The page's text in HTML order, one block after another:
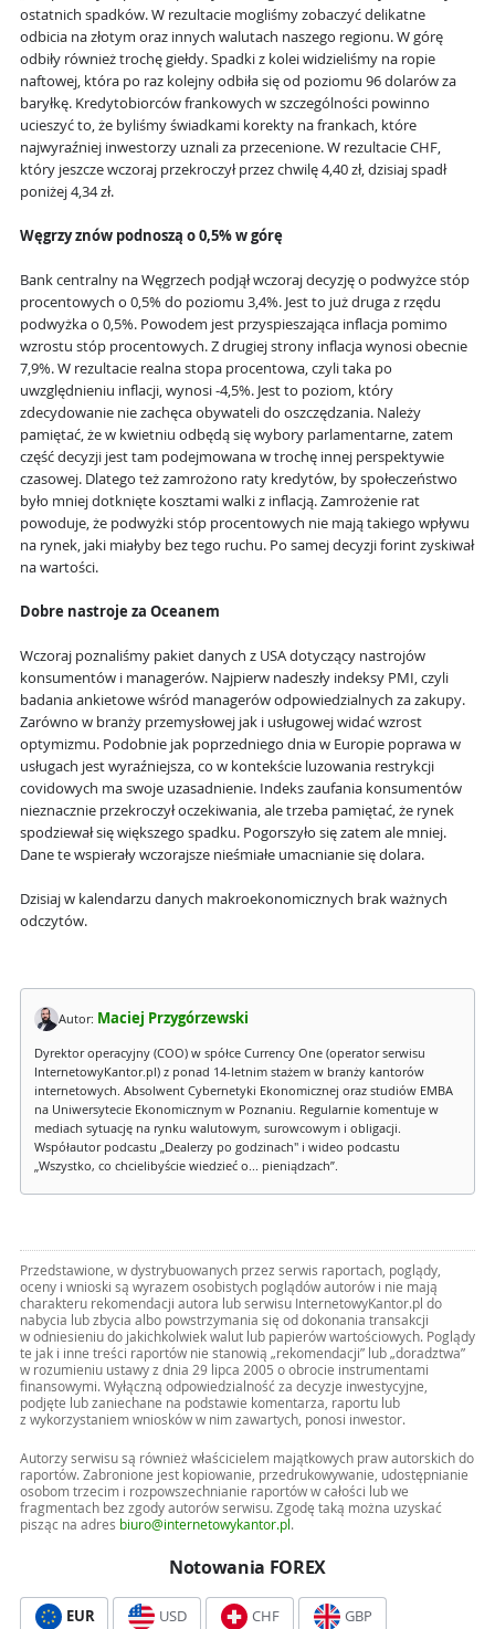
ostatnich spadków. W rezultacie mogliśmy zobaczyć delikatne
odbicia na złotym oraz innych walutach naszego regionu. W górę
odbiły również trochę giełdy. Spadki z kolei widzieliśmy na ropie
naftowej, która po raz kolejny odbiła się od poziomu 96 dolarów za
baryłkę. Kredytobiorców frankowych w szczególności powinno
ucieszyć to, że byliśmy świadkami korekty na frankach, które
najwyraźniej inwestorzy uznali za przecenione. W rezultacie CHF,
który jeszcze wczoraj przekroczył przez chwilę 4,40 zł, dzisiaj spadł
poniżej 4,34 zł.
Węgrzy znów podnoszą o 0,5% w górę
Bank centralny na Węgrzech podjął wczoraj decyzję o podwyżce stóp
procentowych o 0,5% do poziomu 3,4%. Jest to już druga z rzędu
podwyżka o 0,5%. Powodem jest przyspieszająca inflacja pomimo
wzrostu stóp procentowych. Z drugiej strony inflacja wynosi obecnie
7,9%. W rezultacie realna stopa procentowa, czyli taka po
uwzględnieniu inflacji, wynosi -4,5%. Jest to poziom, który
zdecydowanie nie zachęca obywateli do oszczędzania. Należy
pamiętać, że w kwietniu odbędą się wybory parlamentarne, zatem
część decyzji jest tam podejmowana w trochę innej perspektywie
czasowej. Dlatego też zamrożono raty kredytów, by społeczeństwo
było mniej dotknięte kosztami walki z inflacją. Zamrożenie rat
powoduje, że podwyżki stóp procentowych nie mają takiego wpływu
na rynek, jaki miałyby bez tego ruchu. Po samej decyzji forint zyskiwał
na wartości.
Dobre nastroje za Oceanem
Wczoraj poznaliśmy pakiet danych z USA dotyczący nastrojów
konsumentów i managerów. Najpierw nadeszły indeksy PMI, czyli
badania ankietowe wśród managerów odpowiedzialnych za zakupy.
Zarówno w branży przemysłowej jak i usługowej widać wzrost
optymizmu. Podobnie jak poprzedniego dnia w Europie poprawa w
usługach jest wyraźniejsza, co w kontekście luzowania restrykcji
covidowych ma swoje uzasadnienie. Indeks zaufania konsumentów
nieznacznie przekroczył oczekiwania, ale trzeba pamiętać, że rynek
spodziewał się większego spadku. Pogorszyło się zatem ale mniej.
Dane te wspierały wczorajsze nieśmiałe umacnianie się dolara.
Dzisiaj w kalendarzu danych makroekonomicznych brak ważnych
odczytów.
Autor: Maciej Przygórzewski
Dyrektor operacyjny (COO) w spółce Currency One (operator serwisu
InternetowyKantor.pl) z ponad 14-letnim stażem w branży kantorów
internetowych. Absolwent Cybernetyki Ekonomicznej oraz studiów EMBA
na Uniwersytecie Ekonomicznym w Poznaniu. Regularnie komentuje w
mediach sytuację na rynku walutowym, surowcowym i obligacji.
Współautor podcastu „Dealerzy po godzinach" i wideo podcastu
„Wszystko, co chcielibyście wiedzieć o... pieniądzach”.
Przedstawione, w dystrybuowanych przez serwis raportach, poglądy,
oceny i wnioski są wyrazem osobistych poglądów autorów i nie mają
charakteru rekomendacji autora lub serwisu InternetowyKantor.pl do
nabycia lub zbycia albo powstrzymania się od dokonania transakcji
w odniesieniu do jakichkolwiek walut lub papierów wartościowych. Poglądy
te jak i inne treści raportów nie stanowią „rekomendacji” lub „doradztwa”
w rozumieniu ustawy z dnia 29 lipca 2005 o obrocie instrumentami
finansowymi. Wyłączną odpowiedzialność za decyzje inwestycyjne,
podjęte lub zaniechane na podstawie komentarza, raportu lub
z wykorzystaniem wniosków w nim zawartych, ponosi inwestor.
Autorzy serwisu są również właścicielem majątkowych praw autorskich do
raportów. Zabronione jest kopiowanie, przedrukowywanie, udostępnianie
osobom trzecim i rozpowszechnianie raportów w całości lub we
fragmentach bez zgody autorów serwisu. Zgodę taką można uzyskać
pisząc na adres biuro@internetowykantor.pl .
Notowania FOREX
EUR USD CHF GBP